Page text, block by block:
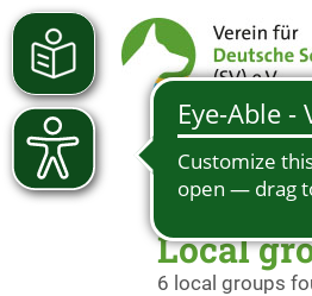
Local
6 local groups